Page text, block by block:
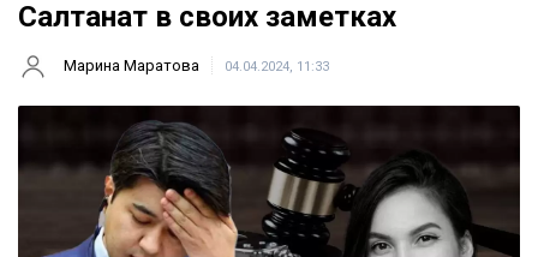
Салтанат в своих заметках
Марина Маратова 04.04.2024, 11:33